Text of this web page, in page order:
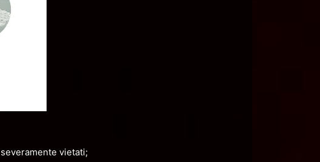
vietati;